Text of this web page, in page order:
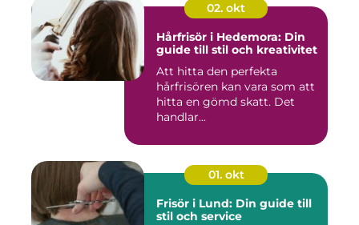
02. okt
Hårfrisör i Hedemora: Din
guide till stil och kreativitet
Att hitta den perfekta
hårfrisören kan vara som att
hitta en gömd skatt. Det
handlar...
01. okt
Frisör i Lund: Din guide till
stil och service